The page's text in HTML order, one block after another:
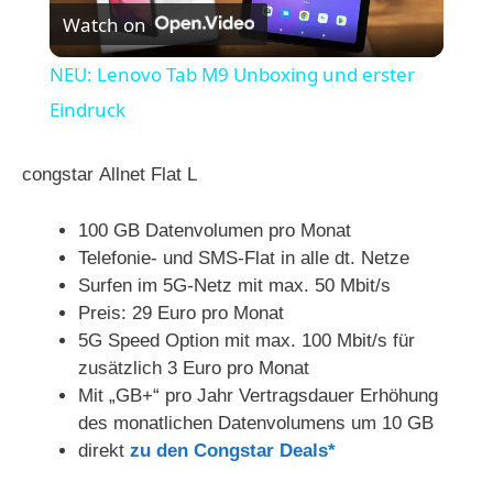
l
V
i
d
e
Watch on
NEU: Lenovo Tab M9 Unboxing und erster
Eindruck
congstar Allnet Flat L
100 GB Datenvolumen pro Monat
Telefonie- und SMS-Flat in alle dt. Netze
Surfen im 5G-Netz mit max. 50 Mbit/s
Preis: 29 Euro pro Monat
5G Speed Option mit max. 100 Mbit/s für
zusätzlich 3 Euro pro Monat
Mit „GB+“ pro Jahr Vertragsdauer Erhöhung
des monatlichen Datenvolumens um 10 GB
direkt zu den Congstar Deals*